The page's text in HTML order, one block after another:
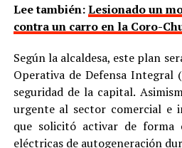
Lee también:Lesionado un
contra un carro en la Coro-
Según la alcaldesa, este plan
Operativa de Defensa Integral
seguridad de la capital.
urgente al sector comercial e
que solicitó activar de forma
eléctricas de autogeneración